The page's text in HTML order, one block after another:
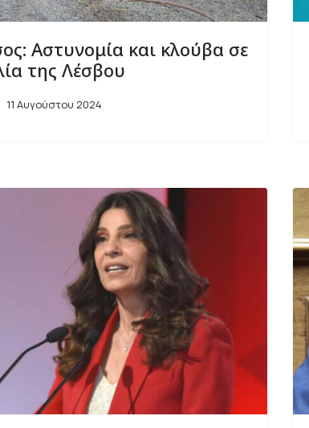
Αστυνομία και κλούβα σε
της Λέσβου
11 Αυγούστου 2024